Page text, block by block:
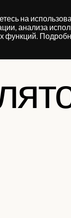
ПРАКТИКИ
ПРАКТИКИ
УСЛУГИ
УСЛУГИ
на
анализа
функций.